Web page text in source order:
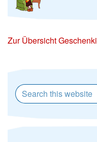
Zur Übersicht